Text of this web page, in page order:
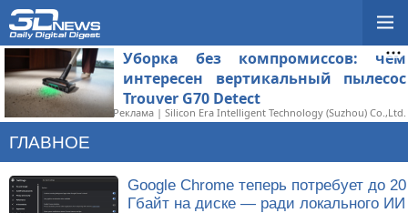
Уборка без компромиссов: чем
интересен вертикальный пылесос
Trouver G70 Detect
Реклама | Silicon Era Intelligent Technology (Suzhou) Co.,Ltd.
ГЛАВНОЕ
Google Chrome теперь потребует до 20
Гбайт на диске — ради локального ИИ